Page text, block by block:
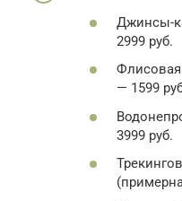
Джинсы-
2999 руб.
— 1599
3999 руб.